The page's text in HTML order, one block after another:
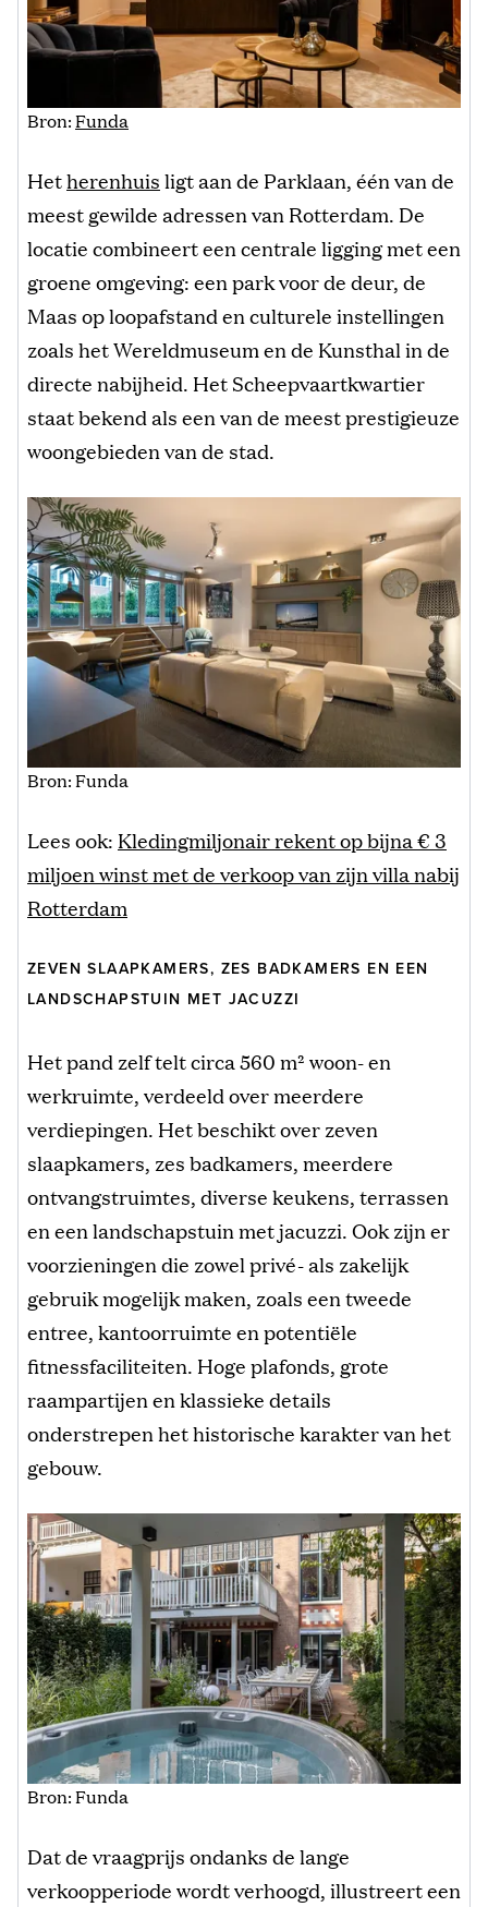
Bron:Funda
Hetherenhuisligt aan de Parklaan, één van de
meest gewilde adressen van Rotterdam. De
locatie combineert een centrale ligging met een
groene omgeving: een park voor de deur, de
Maas op loopafstand en culturele instellingen
zoals het Wereldmuseum en de Kunsthal in de
directe nabijheid. Het Scheepvaartkwartier
staat bekend als een van de meest prestigieuze
woongebieden van de stad.
Bron: Funda
Lees ook: Kledingmiljonair rekent op bijna € 3
miljoen winst met de verkoop van zijn villa nabij
Rotterdam
ZEVEN SLAAPKAMERS, ZES BADKAMERS EN EEN
LANDSCHAPSTUIN MET JACUZZI
Het pand zelf telt circa 560 m² woon- en
werkruimte, verdeeld over meerdere
verdiepingen. Het beschikt over zeven
slaapkamers, zes badkamers, meerdere
ontvangstruimtes, diverse keukens, terrassen
en een landschapstuin met jacuzzi. Ook zijn er
voorzieningen die zowel privé- als zakelijk
gebruik mogelijk maken, zoals een tweede
entree, kantoorruimte en potentiële
fitnessfaciliteiten. Hoge plafonds, grote
raampartijen en klassieke details
onderstrepen het historische karakter van het
gebouw.
Bron: Funda
Dat de vraagprijs ondanks de lange
verkoopperiode wordt verhoogd, illustreert een